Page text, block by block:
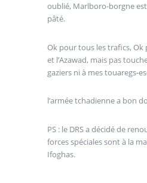
oublié, Marlboro-borgne
pâté.
Ok pour tous les trafics,
et l’Azawad, mais pas
gaziers ni à mes touaregs-
l’armée tchadienne a bon
PS : le DRS a décidé de
forces spéciales sont à la
Ifoghas.